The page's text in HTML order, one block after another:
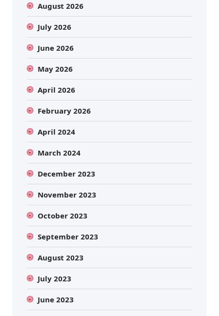
August 2026
July 2026
June 2026
May 2026
April 2026
February 2026
April 2024
March 2024
December 2023
November 2023
October 2023
September 2023
August 2023
July 2023
June 2023